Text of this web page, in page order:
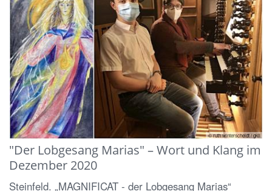
© ruth winterscheidt / gkli
"Der Lobgesang Marias" – Wort und Klang im
Dezember 2020
Steinfeld. „MAGNIFICAT - der Lobgesang Marias“